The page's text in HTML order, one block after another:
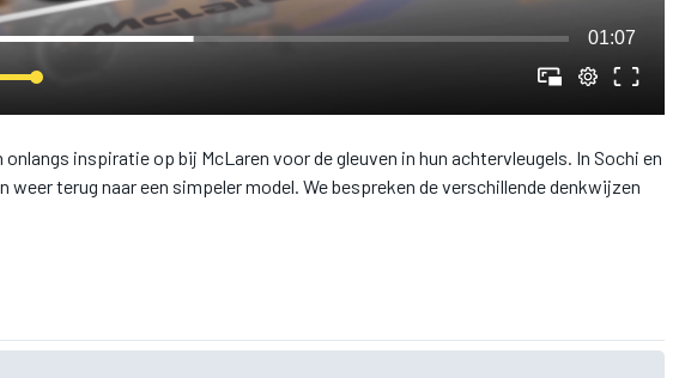
01:07
onlangs inspiratie op bij McLaren voor de gleuven in hun achtervleugels. In Sochi en
weer terug naar een simpeler model. We bespreken de verschillende denkwijzen